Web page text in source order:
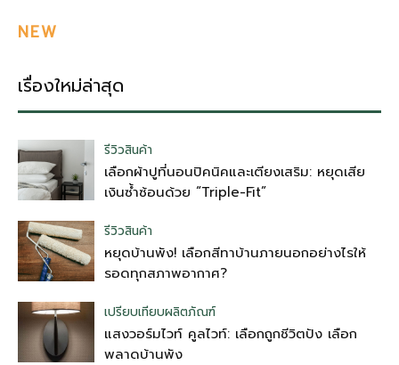
NEW
เรื่องใหม่ล่าสุด
รีวิวสินค้า
เลือกผ้าปูที่นอนปิคนิคและเตียงเสริม: หยุดเสีย
เงินซ้ำซ้อนด้วย “Triple-Fit”
รีวิวสินค้า
หยุดบ้านพัง! เลือกสีทาบ้านภายนอกอย่างไรให้
รอดทุกสภาพอากาศ?
เปรียบเทียบผลิตภัณฑ์
แสงวอร์มไวท์ คูลไวท์: เลือกถูกชีวิตปัง เลือก
พลาดบ้านพัง